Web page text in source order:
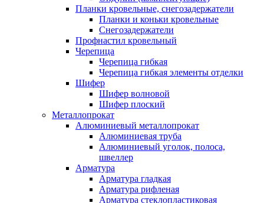
Планки кровельные, снегозадержатели
Планки и коньки кровельные
Снегозадержатели
Профнастил кровельный
Черепица
Черепица гибкая
Черепица гибкая элементы отделки
Шифер
Шифер волновой
Шифер плоский
Металлопрокат
Алюминиевый металлопрокат
Алюминиевая труба
Алюминиевый уголок, полоса,
швеллер
Арматура
Арматура гладкая
Арматура рифленая
Арматура стеклопластиковая